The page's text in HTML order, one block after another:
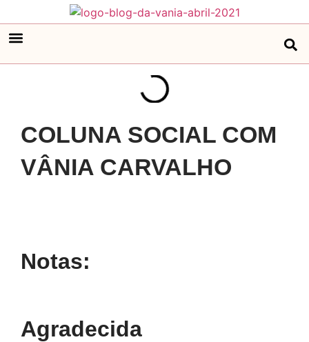
COLUNA SOCIAL COM
VÂNIA CARVALHO
Notas:
Agradecida